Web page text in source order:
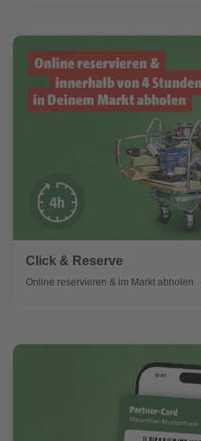
Click & Reserve
Online reservieren & im Markt abholen